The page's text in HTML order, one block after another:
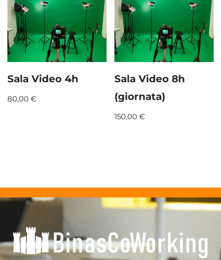
Sala Video 4h
80,00 €
Sala Video 8h
(giornata)
150,00€